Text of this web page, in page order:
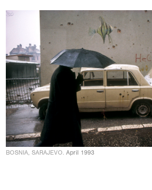
BOSNIA, SARAJEVO. April 1993